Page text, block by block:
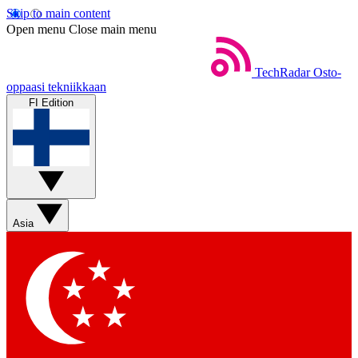
Skip to main content
Open menu Close main menu
TechRadar Osto-
oppaasi tekniikkaan
FI Edition
Asia